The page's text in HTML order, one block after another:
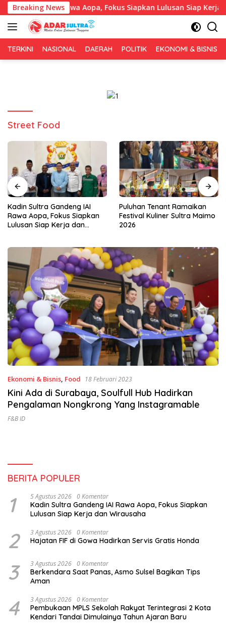
Langsung
ke
konten
Breaking News
IAI Rawa Aopa, Fokus Siapkan Lulusan Siap Kerja dan
TERKINI NASIONAL DAERAH POLITIK EKONOMI & BISNIS
Street Food
Puluhan Tenant Ramaikan
Festival Kuliner Sultra Maimo
2026
Tiga Kabupaten Sultra
Nikmati Layanan Imigrasi
Terintegrasi
Ekonomi & Bisnis, Food 18 Februari 2023
Kini Ada di Surabaya, Soulfull Hub Hadirkan
Pengalaman Nongkrong Yang Instagramable
F&B ID
BERITA POPULER
1 5 Agustus 2026 0 Komentar
Kadin Sultra Gandeng IAI Rawa Aopa, Fokus Siapkan
Lulusan Siap Kerja dan Wirausaha
2 3 Agustus 2026 0 Komentar
Hajatan FIF di Gowa Hadirkan Servis Gratis Honda
3 3 Agustus 2026 0 Komentar
Berkendara Saat Panas, Asmo Sulsel Bagikan Tips
Aman
4 3 Agustus 2026 0 Komentar
Pembukaan MPLS Sekolah Rakyat Terintegrasi 2 Kota
Kendari Tandai Dimulainya Tahun Ajaran Baru